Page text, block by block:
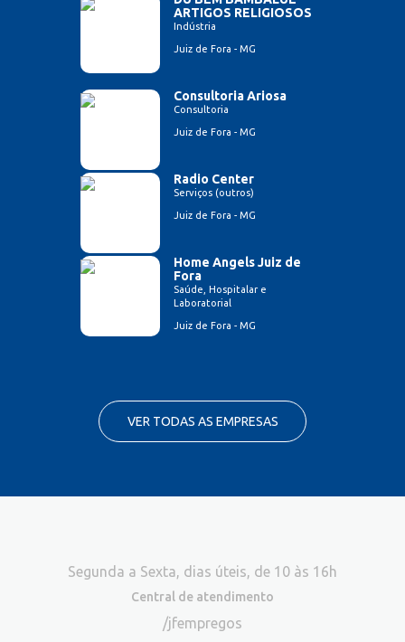
ARTIGOS RELIGIOSOS
Indústria
Juiz de Fora - MG
Consultoria Ariosa
Consultoria
Juiz de Fora - MG
Radio Center
Serviços (outros)
Juiz de Fora - MG
Home Angels Juiz de
Fora
Saúde, Hospitalar e
Laboratorial
Juiz de Fora - MG
VER TODAS AS EMPRESAS
Segunda a Sexta, dias úteis, de 10 às 16h
Central de atendimento
/jfempregos